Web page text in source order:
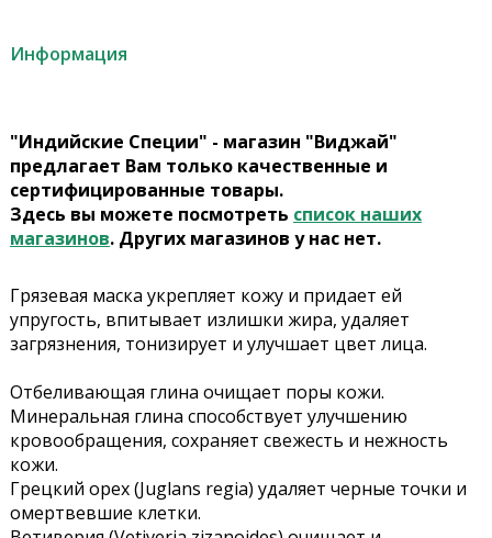
Информация
"Индийские Специи" - магазин "Виджай"
предлагает Вам только качественные и
сертифицированные товары.
Здесь вы можете посмотреть список наших
магазинов. Других магазинов у нас нет.
Грязевая маска укрепляет кожу и придает ей
упругость, впитывает излишки жира, удаляет
загрязнения, тонизирует и улучшает цвет лица.
Отбеливающая глина очищает поры кожи.
Минеральная глина способствует улучшению
кровообращения, сохраняет свежесть и нежность
кожи.
Грецкий орех (Juglans regia) удаляет черные точки и
омертвевшие клетки.